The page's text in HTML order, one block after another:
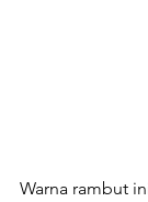
Warna rambut